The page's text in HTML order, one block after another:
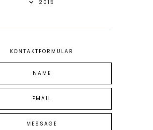
2015
KONTAKTFORMULAR